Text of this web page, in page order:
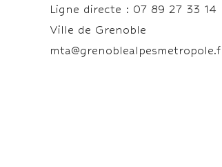
Ligne directe : 07 89 27 33 14
Ville de Grenoble